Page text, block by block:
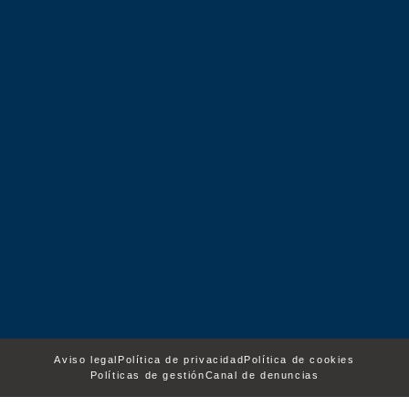
Aviso legal Política de privacidad Política de cookies
Políticas de gestiónCanal de denuncias